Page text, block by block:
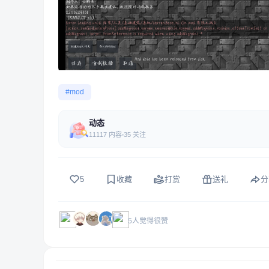
#mod
动态
11117 内容 35 关注
5 收藏 打赏 送礼
5人觉得很赞